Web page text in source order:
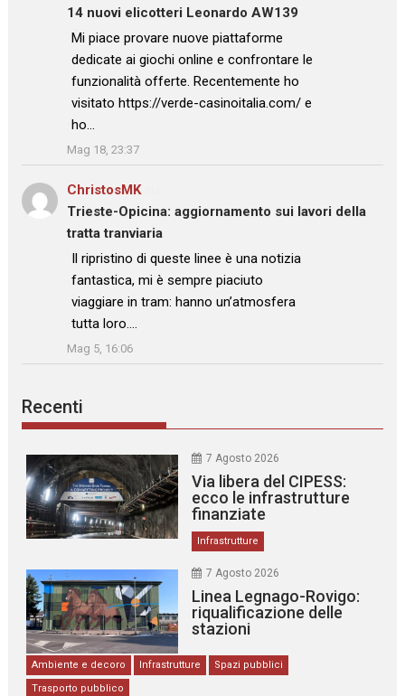
14 nuovi elicotteri Leonardo AW139
: “
Mi piace provare nuove piattaforme
dedicate ai giochi online e confrontare le
funzionalità offerte. Recentemente ho
visitato https://verde-casinoitalia.com/ e
ho…
”
Mag 18, 23:37
ChristosMKsu
Trieste-Opicina: aggiornamento sui lavori della
tratta tranviaria
: “
Il ripristino di queste linee è una notizia
fantastica, mi è sempre piaciuto
viaggiare in tram: hanno un’atmosfera
tutta loro.…
”
Mag 5, 16:06
Recenti
7 Agosto 2026
Via libera del CIPESS:
ecco le infrastrutture
finanziate
Infrastrutture
7 Agosto 2026
Linea Legnago-Rovigo:
riqualificazione delle
stazioni
Ambiente e decoro Infrastrutture
Spazi pubblici
Trasporto pubblico